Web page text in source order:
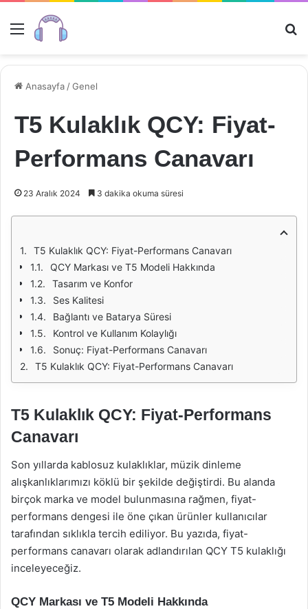
Menü
Anasayfa /Genel
T5 Kulaklık QCY: Fiyat-
Performans Canavarı
23 Aralık 2024 3 dakika okuma süresi
T5 Kulaklık QCY: Fiyat-Performans Canavarı
QCY Markası ve T5 Modeli Hakkında
Tasarım ve Konfor
Ses Kalitesi
Bağlantı ve Batarya Süresi
Kontrol ve Kullanım Kolaylığı
Sonuç: Fiyat-Performans Canavarı
T5 Kulaklık QCY: Fiyat-Performans Canavarı
T5 Kulaklık QCY: Fiyat-Performans
Canavarı
Son yıllarda kablosuz kulaklıklar, müzik dinleme
alışkanlıklarımızı köklü bir şekilde değiştirdi. Bu alanda
birçok marka ve model bulunmasına rağmen, fiyat-
performans dengesi ile öne çıkan ürünler kullanıcılar
tarafından sıklıkla tercih ediliyor. Bu yazıda, fiyat-
performans canavarı olarak adlandırılan QCY T5 kulaklığı
inceleyeceğiz.
QCY Markası ve T5 Modeli Hakkında